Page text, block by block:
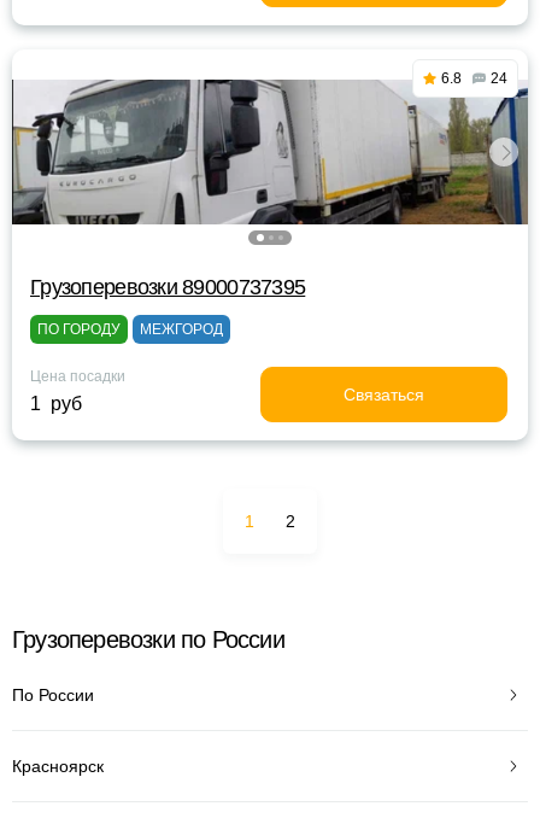
6.8 24
Грузоперевозки 89000737395
ПО ГОРОДУ МЕЖГОРОД
Цена посадки
1 руб Связаться
1 2
Грузоперевозки по России
По России
Красноярск